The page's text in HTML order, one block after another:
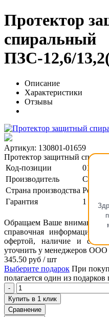
Протектор
спиральный
ПЗС-12,6/
Описание
Характеристики
Отзывы
Артикул: 130801-01659
Протектор защитный
Код-позиции
01-
Производитель
Страна производства Россия
Гарантия
1 год
Обращаем Ваше внимание,
справочная информация о
офертой, наличие и
уточнить у менеджеров
345.50 руб / шт
Выберите подарок При
полагается один из
Купить в 1 клик
Сравнение